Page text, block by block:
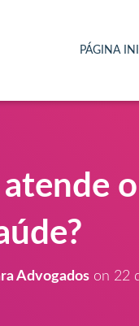
PÁGINA
Advogados on 22